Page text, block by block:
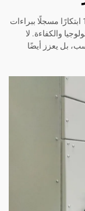
تم تصميم لوحات التحكم لدينا باستخدام أكثر من 150 ابتكارًا مسجلًا ببراءات
والكفاءة. لا
بل يعزز أيضًا